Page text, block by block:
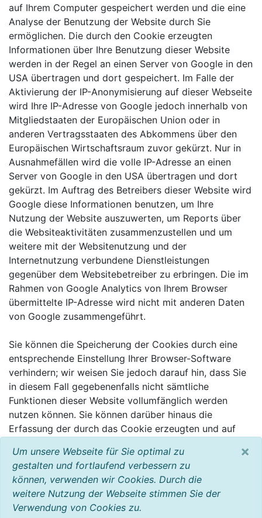
auf Ihrem Computer gespeichert werden und die eine
Analyse der Benutzung der Website durch Sie
ermöglichen. Die durch den Cookie erzeugten
Informationen über Ihre Benutzung dieser Website
werden in der Regel an einen Server von Google in den
USA übertragen und dort gespeichert. Im Falle der
Aktivierung der IP-Anonymisierung auf dieser Webseite
wird Ihre IP-Adresse von Google jedoch innerhalb von
Mitgliedstaaten der Europäischen Union oder in
anderen Vertragsstaaten des Abkommens über den
Europäischen Wirtschaftsraum zuvor gekürzt. Nur in
Ausnahmefällen wird die volle IP-Adresse an einen
Server von Google in den USA übertragen und dort
gekürzt. Im Auftrag des Betreibers dieser Website wird
Google diese Informationen benutzen, um Ihre
Nutzung der Website auszuwerten, um Reports über
die Websiteaktivitäten zusammenzustellen und um
weitere mit der Websitenutzung und der
Internetnutzung verbundene Dienstleistungen
gegenüber dem Websitebetreiber zu erbringen. Die im
Rahmen von Google Analytics von Ihrem Browser
übermittelte IP-Adresse wird nicht mit anderen Daten
von Google zusammengeführt.
Sie können die Speicherung der Cookies durch eine
entsprechende Einstellung Ihrer Browser-Software
verhindern; wir weisen Sie jedoch darauf hin, dass Sie
in diesem Fall gegebenenfalls nicht sämtliche
Funktionen dieser Website vollumfänglich werden
nutzen können. Sie können darüber hinaus die
Erfassung der durch das Cookie erzeugten und auf
IP-Adresse) an Google sowie die Verarbeitung dieser
Daten durch Google verhindern, indem sie das unter
dem folgenden Link verfügbare Browser-Plugin
herunterladen und installieren:
http://tools.google.com/dlpage/gaoptout?hl=de.
Um unsere Webseite für Sie optimal zu
gestalten und fortlaufend verbessern zu
können, verwenden wir Cookies. Durch die
weitere Nutzung der Webseite stimmen Sie der
Verwendung von Cookies zu.
×